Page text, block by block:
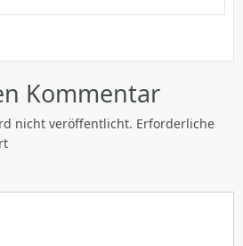
Kommentar
nicht veröffentlicht. Erforderliche